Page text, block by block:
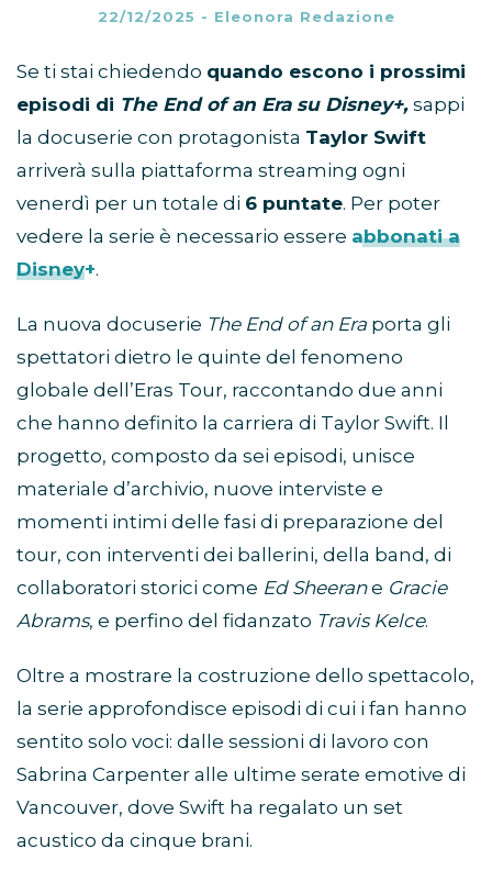
22/12/2025 - Eleonora Redazione
Se ti stai chiedendo quando escono i prossimi
episodi di The End of an Era su Disney+, sappi
la docuserie con protagonista Taylor Swift
arriverà sulla piattaforma streaming ogni
venerdì per un totale di 6 puntate. Per poter
vedere la serie è necessario essere abbonati a
Disney+.
La nuova docuserie The End of an Era porta gli
spettatori dietro le quinte del fenomeno
globale dell’Eras Tour, raccontando due anni
che hanno definito la carriera di Taylor Swift. Il
progetto, composto da sei episodi, unisce
materiale d’archivio, nuove interviste e
momenti intimi delle fasi di preparazione del
tour, con interventi dei ballerini, della band, di
collaboratori storici come Ed Sheerane Gracie
Abrams, e perfino del fidanzato Travis Kelce.
Oltre a mostrare la costruzione dello spettacolo,
la serie approfondisce episodi di cui i fan hanno
sentito solo voci: dalle sessioni di lavoro con
Sabrina Carpenter alle ultime serate emotive di
Vancouver, dove Swift ha regalato un set
acustico da cinque brani.